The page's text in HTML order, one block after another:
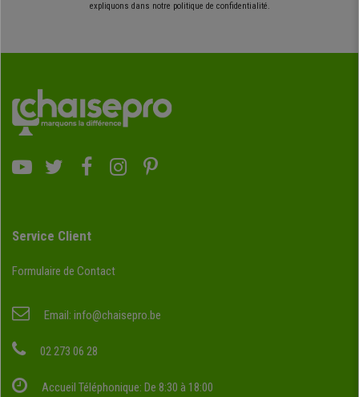
expliquons dans notre politique de confidentialité.
Service Client
Formulaire de Contact
Email: info@chaisepro.be
02 273 06 28
Accueil Téléphonique: De 8:30 à 18:00